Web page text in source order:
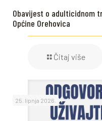
Obavijest o adulticidnom
Općine Orehovica
Čitaj više
25. lipnja 2026.